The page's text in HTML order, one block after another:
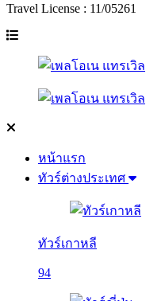
Travel License : 11/05261
หน้าแรก
ทัวร์ต่างประเทศ
ทัวร์เกาหลี
94